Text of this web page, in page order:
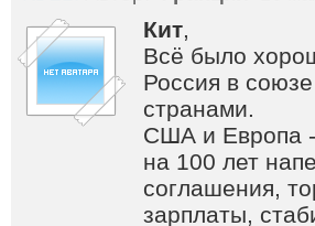
Кит,
Всё было
Россия в
странами.
США и Европа -
на 100 лет
соглашения,
зарплаты,